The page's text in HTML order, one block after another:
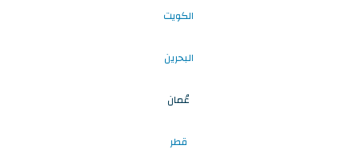
الكويت
البحرين
عُمان
قطر